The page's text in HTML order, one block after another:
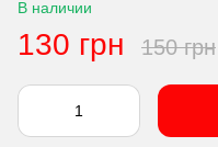
В наличии
130 грн 150 грн